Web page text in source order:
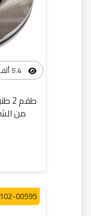
من
00595